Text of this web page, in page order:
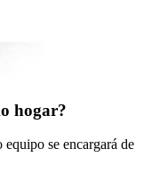
hogar?
equipo se encargará de